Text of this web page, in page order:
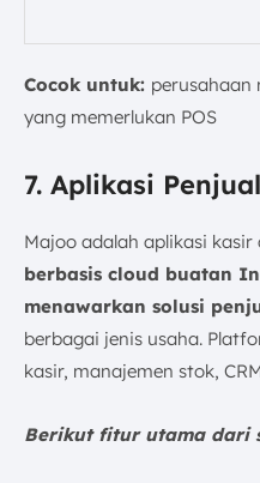
Cocok untuk: perusahaan
yang memerlukan POS
7. Aplikasi
Majoo adalah aplikasi
berbasis cloud buatan
menawarkan solusi
berbagai jenis usaha.
kasir, manajemen stok,
Berikut fitur utama dari